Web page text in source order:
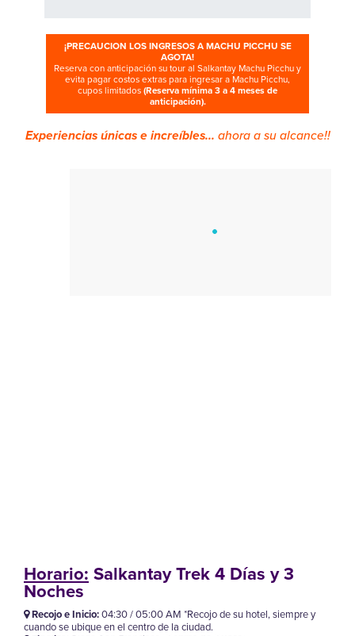
¡PRECAUCION LOS INGRESOS A MACHU PICCHU SE
AGOTA!
Reserva con anticipación su tour al Salkantay Machu Picchu y
evita pagar costos extras para ingresar a Machu Picchu,
cupos limitados(Reserva mínima 3 a 4 meses de
anticipación).
Experiencias únicas e increíbles... ahora a su alcance!!
Horario: Salkantay Trek 4 Días y 3
Noches
Recojo e Inicio:04:30 / 05:00 AM *Recojo de su hotel, siempre y
cuando se ubique en el centro de la ciudad.